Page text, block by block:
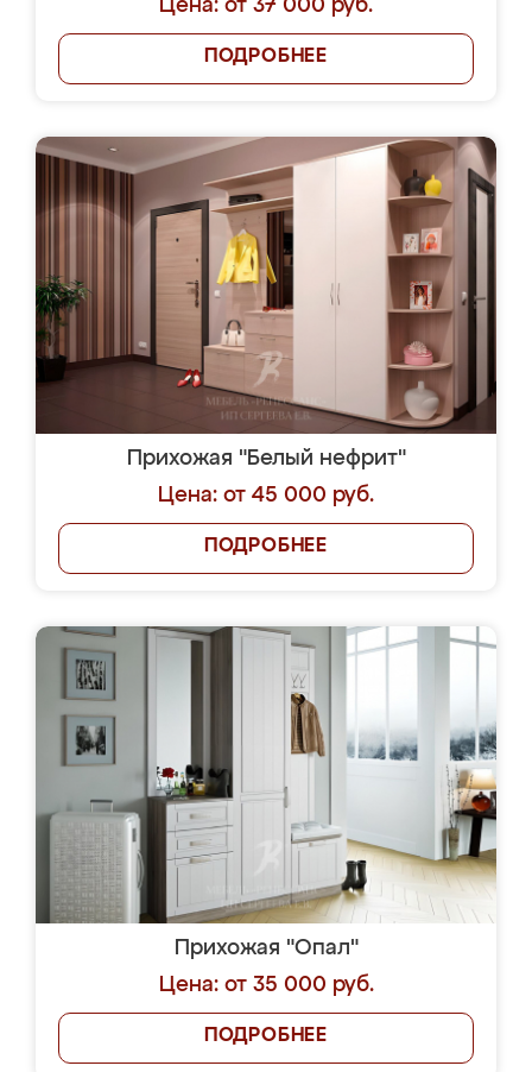
Цена: от 37 000 руб.
ПОДРОБНЕЕ
Прихожая "Белый нефрит"
Цена: от 45 000 руб.
ПОДРОБНЕЕ
Прихожая "Опал"
Цена: от 35 000 руб.
ПОДРОБНЕЕ